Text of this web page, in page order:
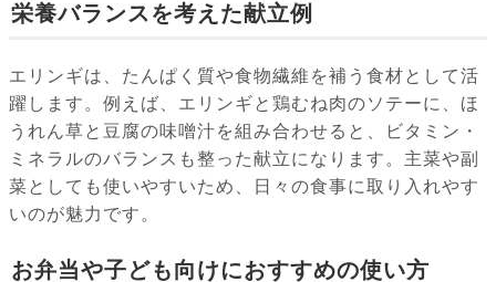
栄養バランスを考えた献立例
エリンギは、たんぱく質や食物繊維を補う食材として活
躍します。例えば、エリンギと鶏むね肉のソテーに、ほ
うれん草と豆腐の味噌汁を組み合わせると、ビタミン・
ミネラルのバランスも整った献立になります。主菜や副
菜としても使いやすいため、日々の食事に取り入れやす
いのが魅力です。
お弁当や子ども向けにおすすめの使い方